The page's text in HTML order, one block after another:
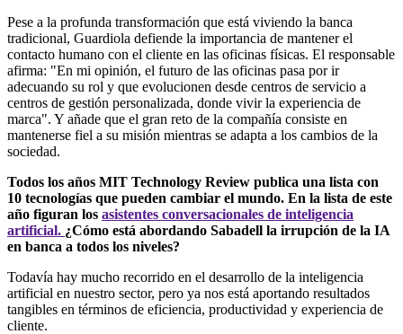
Pese a la profunda transformación que está viviendo la banca
tradicional, Guardiola defiende la importancia de mantener el
contacto humano con el cliente en las oficinas físicas. El responsable
afirma: "En mi opinión, el futuro de las oficinas pasa por ir
adecuando su rol y que evolucionen desde centros de servicio a
centros de gestión personalizada, donde vivir la experiencia de
marca". Y añade que el gran reto de la compañía consiste en
mantenerse fiel a su misión mientras se adapta a los cambios de la
sociedad.
Todos los años MIT Technology Review publica una lista con
10 tecnologías que pueden cambiar el mundo. En la lista de este
año figuran los asistentes conversacionales de inteligencia
artificial. ¿Cómo está abordando Sabadell la irrupción de la IA
en banca a todos los niveles?
Todavía hay mucho recorrido en el desarrollo de la inteligencia
artificial en nuestro sector, pero ya nos está aportando resultados
tangibles en términos de eficiencia, productividad y experiencia de
cliente.